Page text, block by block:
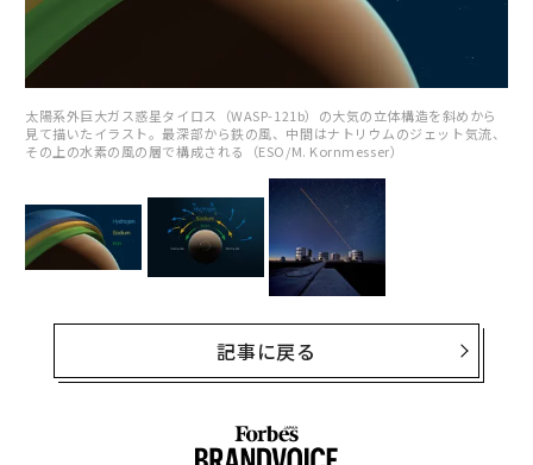
太陽系外巨大ガス惑星タイロス（WASP-121b）の大気の立体構造を斜めから
見て描いたイラスト。最深部から鉄の風、中間はナトリウムのジェット気流、
その上の水素の風の層で構成される（ESO/M. Kornmesser）
記事に戻る